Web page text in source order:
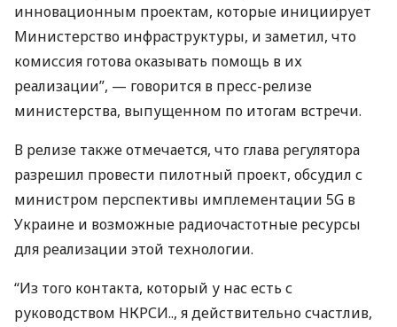
инновационным проектам, которые инициирует
Министерство инфраструктуры, и заметил, что
комиссия готова оказывать помощь в их
реализации”, — говорится в пресс-релизе
министерства, выпущенном по итогам встречи.
В релизе также отмечается, что глава регулятора
разрешил провести пилотный проект, обсудил с
министром перспективы имплементации 5G в
Украине и возможные радиочастотные ресурсы
для реализации этой технологии.
“Из того контакта, который у нас есть с
руководством НКРСИ.., я действительно счастлив,